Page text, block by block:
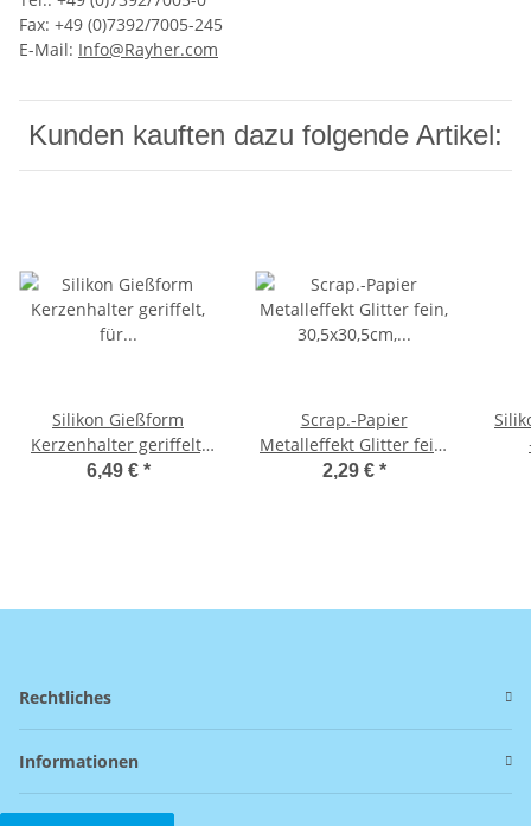
Fax: +49 (0)7392/7005-245
E-Mail: Info@Rayher.com
Kunden kauften dazu folgende Artikel:
Silikon Gießform
Kerzenhalter geriffelt,
für Teelichter und
6,49 € *
Scrap.-Papier
Metalleffekt Glitter fein,
30,5x30,5cm, 210g/m2,
2,29 € *
Rechtliches
Informationen